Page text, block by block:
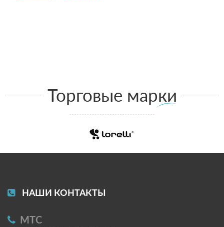
Торговые марки
НАШИ КОНТАКТЫ
МТС